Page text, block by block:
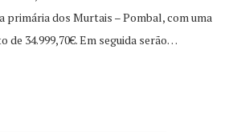
primária dos Murtais – Pombal, com uma
de 34.999,70€. Em seguida serão…